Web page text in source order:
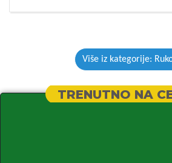
Više iz kategorije:
TRENUTNO NA